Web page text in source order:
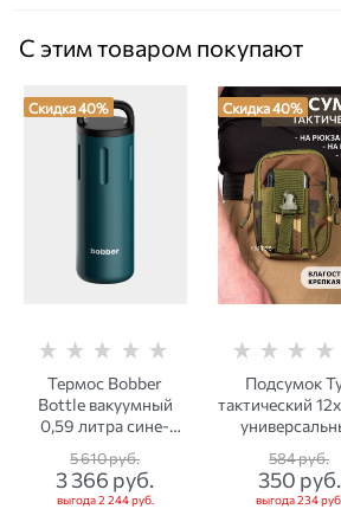
С этим товаром покупают
Скидка 40%
Термос Bobber
Bottle вакуумный
0,59 литра сине-
зеленый
5 610 руб.
3 366 руб.
выгода2 244 руб.
Скидка 40%
Подсумок
тактический
woodland
584 руб.
350 руб.
выгода234